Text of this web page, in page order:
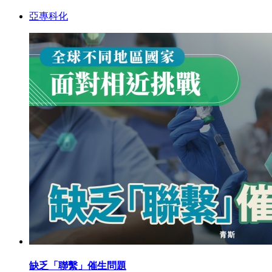
亞專科化
缺乏「聯繫」催生問題